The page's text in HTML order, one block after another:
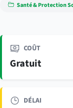
Santé & Protection
COÛT
Gratuit
DÉLAI